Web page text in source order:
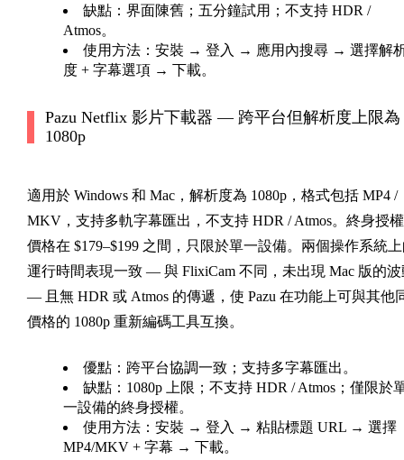
缺點： 界面陳舊；五分鐘試用；不支持 HDR /
Atmos。
使用方法： 安裝 → 登入 → 應用內搜尋 → 選擇解
度 + 字幕選項 → 下載。
Pazu Netflix 影片下載器 — 跨平台但解析度上限為
1080p
適用於 Windows 和 Mac，解析度為 1080p，格式包括 MP4 /
MKV，支持多軌字幕匯出，不支持 HDR / Atmos。終身授權
價格在 $179–$199 之間，只限於單一設備。兩個操作系統
運行時間表現一致 — 與 FlixiCam 不同，未出現 Mac 版的波
— 且無 HDR 或 Atmos 的傳遞，使 Pazu 在功能上可與其他
價格的 1080p 重新編碼工具互換。
優點： 跨平台協調一致；支持多字幕匯出。
缺點： 1080p 上限；不支持 HDR / Atmos；僅限於
一設備的終身授權。
使用方法： 安裝 → 登入 → 粘貼標題 URL → 選擇
MP4/MKV + 字幕 → 下載。